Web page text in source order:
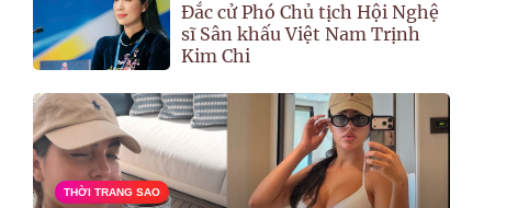
Đắc cử Phó Chủ tịch Hội Nghệ
sĩ Sân khấu Việt Nam Trịnh
Kim Chi
THỜI TRANG SAO